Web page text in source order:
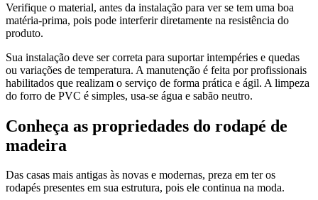
Verifique o material, antes da instalação para ver se tem uma boa
matéria-prima, pois pode interferir diretamente na resistência do
produto.
Sua instalação deve ser correta para suportar intempéries e quedas
ou variações de temperatura. A manutenção é feita por profissionais
habilitados que realizam o serviço de forma prática e ágil. A limpeza
do forro de PVC é simples, usa-se água e sabão neutro.
Conheça as propriedades do rodapé de
madeira
Das casas mais antigas às novas e modernas, preza em ter os
rodapés presentes em sua estrutura, pois ele continua na moda.